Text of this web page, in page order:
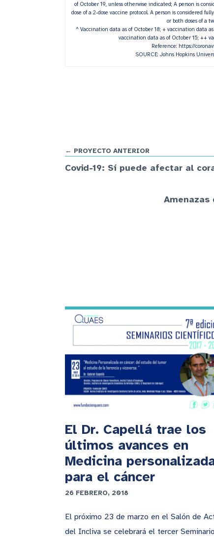
of October 19, unless otherwise indicated; A person is
dose of a 2-dose vaccine protocol. A person is considered
or both doses of a
^ Vaccination data as of October 18; + vaccination data
vaccination data as of October 15; ++
Reference: https://
SOURCE: Johns Hopkins
← PROYECTO ANTERIOR
Covid-19: Sí puede afectar al
Amenazas
El Dr. Capellá trae los
últimos avances en
Medicina
para el cáncer
26 FEBRERO, 2018
El próximo 23 de marzo en el Salón de
del Incliva se celebrará el tercer Seminario